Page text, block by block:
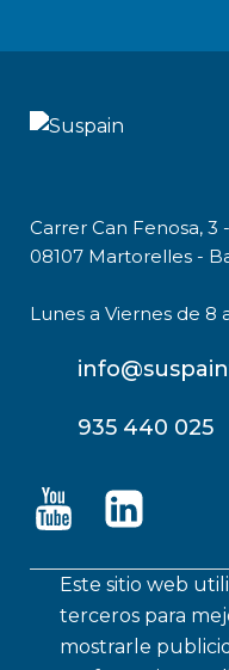
Carrer Can Fenosa,
08107 Martorelles -
Lunes a Viernes de 8
935 440 025
Este sitio web
terceros para
mostrarle